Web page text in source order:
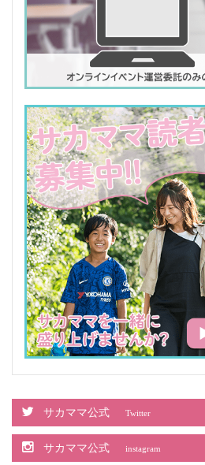
サカママ公式 Twitter
サカママ公式 instagram